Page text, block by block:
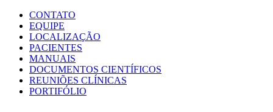
Conteúdo principal
CONTATO
EQUIPE
LOCALIZAÇÃO
PACIENTES
MANUAIS
DOCUMENTOS CIENTÍFICOS
REUNIÕES CLÍNICAS
PORTIFÓLIO